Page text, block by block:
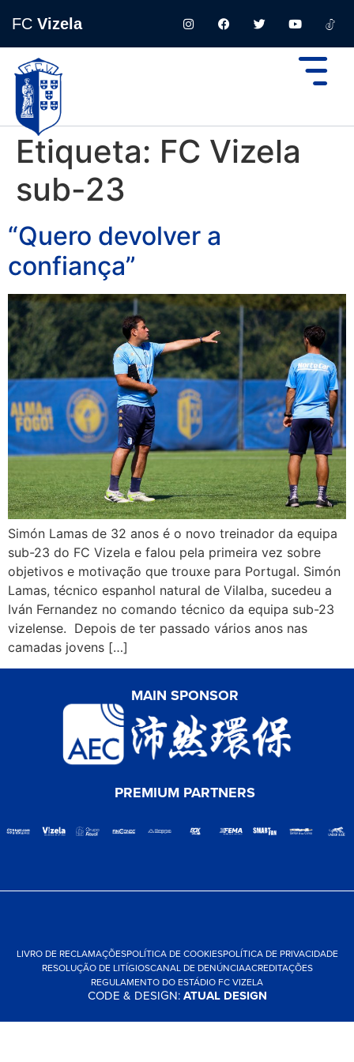
FC Vizela
Etiqueta: FC Vizela
sub-23
“Quero devolver a
confiança”
Simón Lamas de 32 anos é o novo treinador da equipa
sub-23 do FC Vizela e falou pela primeira vez sobre
objetivos e motivação que trouxe para Portugal. Simón
Lamas, técnico espanhol natural de Vilalba, sucedeu a
Iván Fernandez no comando técnico da equipa sub-23
vizelense. Depois de ter passado vários anos nas
camadas jovens […]
MAIN SPONSOR
PREMIUM PARTNERS
LIVRO DE RECLAMAÇÕESPOLÍTICA DE COOKIESPOLÍTICA DE PRIVACIDADE
RESOLUÇÃO DE LITÍGIOSCANAL DE DENÚNCIAACREDITAÇÕES
REGULAMENTO DO ESTÁDIO FC VIZELA
CODE & DESIGN:ATUAL DESIGN